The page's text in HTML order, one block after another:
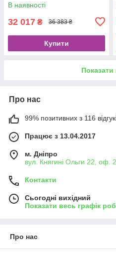
В наявності
32 017 ₴ 36 383 ₴
Купити
Про нас
99% позитивних з 116
Працює з 13.04.2017
м. Дніпро
вул. Княгині Ольги 22, оф.
Контакти
Сьогодні вихідний
Показати весь графік
Про нас